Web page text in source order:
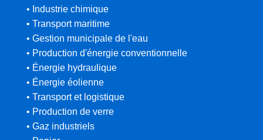
• Industrie chimique
• Transport maritime
• Gestion municipale de l'eau
• Production d'énergie conventionnelle
• Énergie hydraulique
• Énergie éolienne
• Transport et logistique
• Production de verre
• Gaz industriels